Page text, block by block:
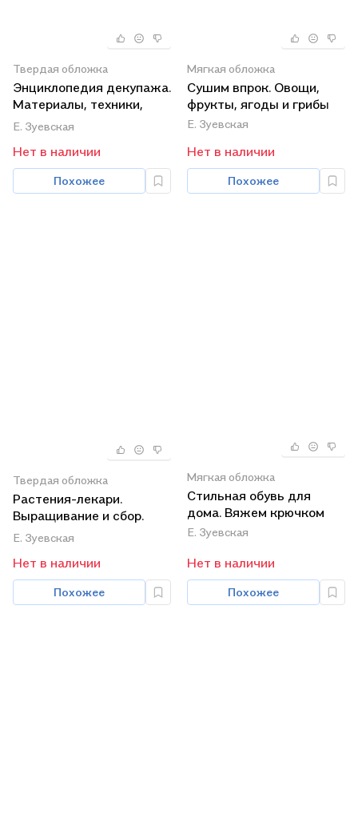
Твердая обложка
Энциклопедия декупажа.
Материалы, техники,
проекты
Е. Зуевская
Нет в наличии
Похожее
Мягкая обложка
Сушим впрок. Овощи,
фрукты, ягоды и грибы
Е. Зуевская
Нет в наличии
Похожее
Твердая обложка
Растения-лекари.
Выращивание и сбор.
Кулинарные рецепты.
Средства для снятия
боли
Е. Зуевская
Нет в наличии
Похожее
Мягкая обложка
Стильная обувь для
дома. Вяжем крючком
Е. Зуевская
Нет в наличии
Похожее